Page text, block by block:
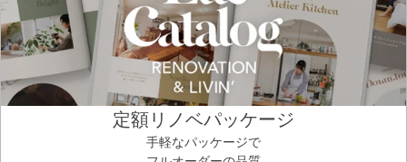
定額リノベパッケージ
手軽なパッケージで